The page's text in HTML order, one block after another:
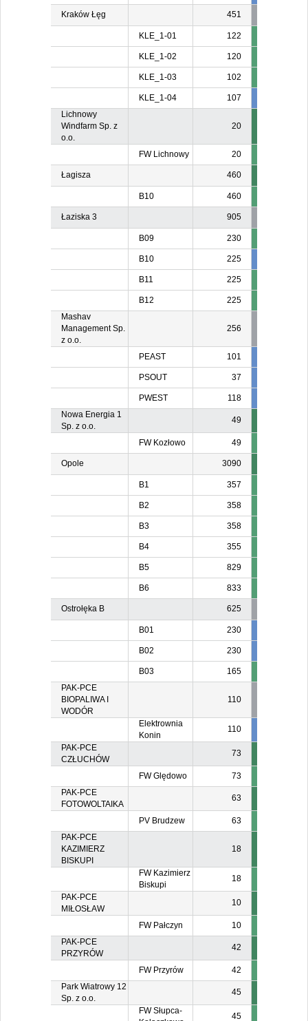
Kraków Łęg 451
KLE_1-01 122
KLE_1-02 120
KLE_1-03 102
KLE_1-04 107
Lichnowy
Windfarm Sp. z
o.o.
20
FW Lichnowy 20
Łagisza 460
B10 460
Łaziska 3 905
B09 230
B10 225
B11 225
B12
225
Mashav
Management Sp.
z o.o.
256
PEAST 101
PSOUT 37
PWEST 118
Nowa Energia 1
Sp. z o.o.
49
FW Kozłowo 49
Opole 3090
B1 357
B2 358
B3 358
B4 355
B5 829
B6 833
Ostrołęka B 625
B01 230
B02 230
B03 165
PAK-PCE
BIOPALIWA I
WODÓR
110
Elektrownia
Konin
110
PAK-PCE
CZŁUCHÓW
73
FW Ględowo
73
PAK-PCE
FOTOWOLTAIKA
63
PV Brudzew
63
PAK-PCE
KAZIMIERZ
BISKUPI
18
FW Kazimierz
Biskupi
18
PAK-PCE
MIŁOSŁAW
10
FW Pałczyn
10
PAK-PCE
PRZYRÓW
42
FW Przyrów
42
Park Wiatrowy 12
Sp. z o.o.
45
FW Słupca-
45